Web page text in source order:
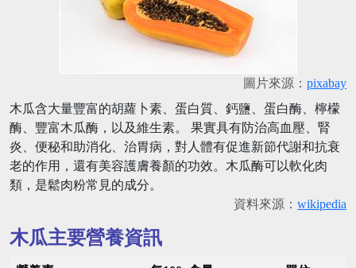
圖片來源： pixabay
木瓜含大量豐富的胡蘿卜素、蛋白質、鈣鹽、蛋白酶、檸檬
酶、豐富木瓜酶，以及維生素。 果實具有防治高血壓、腎
炎、便秘和助消化、治胃病，對人體有促進新節代謝和抗衰
老的作用，還有美容護膚養顏的功效。木瓜酶可以軟化肉
類，是鬆肉粉常見的成分。
資料來源： wikipedia
木瓜主要營養資訊